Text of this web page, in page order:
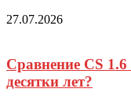
27.07.2026
Сравнение CS
десятки лет?